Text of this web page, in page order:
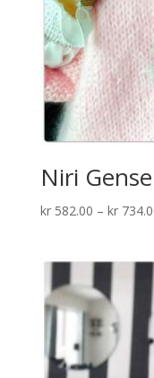
Niri
kr582.00 – kr